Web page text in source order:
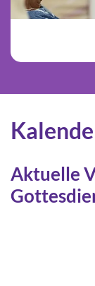
Aktuelle